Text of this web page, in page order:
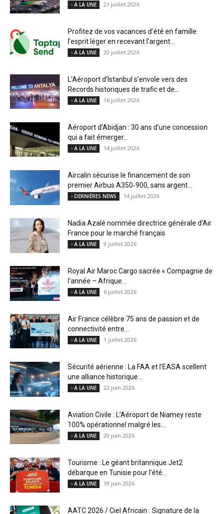
- A LA UNE 21 juillet 2026
Profitez de vos vacances d’été en famille
l’esprit léger en recevant l’argent...
- A LA UNE 20 juillet 2026
L’Aéroport d’Istanbul s’envole vers des
Records historiques de trafic et de...
- A LA UNE 16 juillet 2026
Aéroport d’Abidjan : 30 ans d’une concession
qui a fait émerger...
- A LA UNE 14 juillet 2026
Aircalin sécurise le financement de son
premier Airbus A350‑900, sans argent...
- DERNIÈRES NEWS 14 juillet 2026
Nadia Azalé nommée directrice générale d’Air
France pour le marché français
- A LA UNE 9 juillet 2026
Royal Air Maroc Cargo sacrée « Compagnie de
l’année – Afrique...
- A LA UNE 6 juillet 2026
Air France célèbre 75 ans de passion et de
connectivité entre...
- A LA UNE 1 juillet 2026
Sécurité aérienne : La FAA et l’EASA scellent
une alliance historique...
- A LA UNE 22 juin 2026
Aviation Civile : L’Aéroport de Niamey reste
100% opérationnel malgré les...
- A LA UNE 20 juin 2026
Tourisme : Le géant britannique Jet2
débarque en Tunisie pour l’été...
- A LA UNE 19 juin 2026
AATC 2026 / Ciel Africain : Signature de la